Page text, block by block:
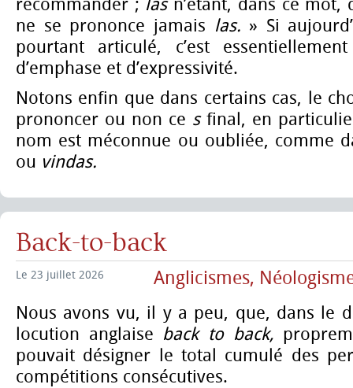
recommander ; lasn’étant, dans ce mot,
ne se prononce jamais las. » Si
pourtant articulé, c’est
d’emphase et d’expressivité.
Notons enfin que dans certains cas, le
prononcer ou non ce s final, en
nom est méconnue ou oubliée, comme
ou vindas.
Back-to-back
Le 23 juillet 2026 Anglicismes,
Nous avons vu, il y a peu, que, dans le
locution anglaise back to back,
pouvait désigner le total cumulé des
compétitions consécutives.